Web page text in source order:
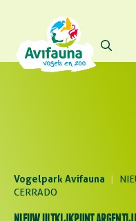
Vogelpark Avifauna |
CERRADO